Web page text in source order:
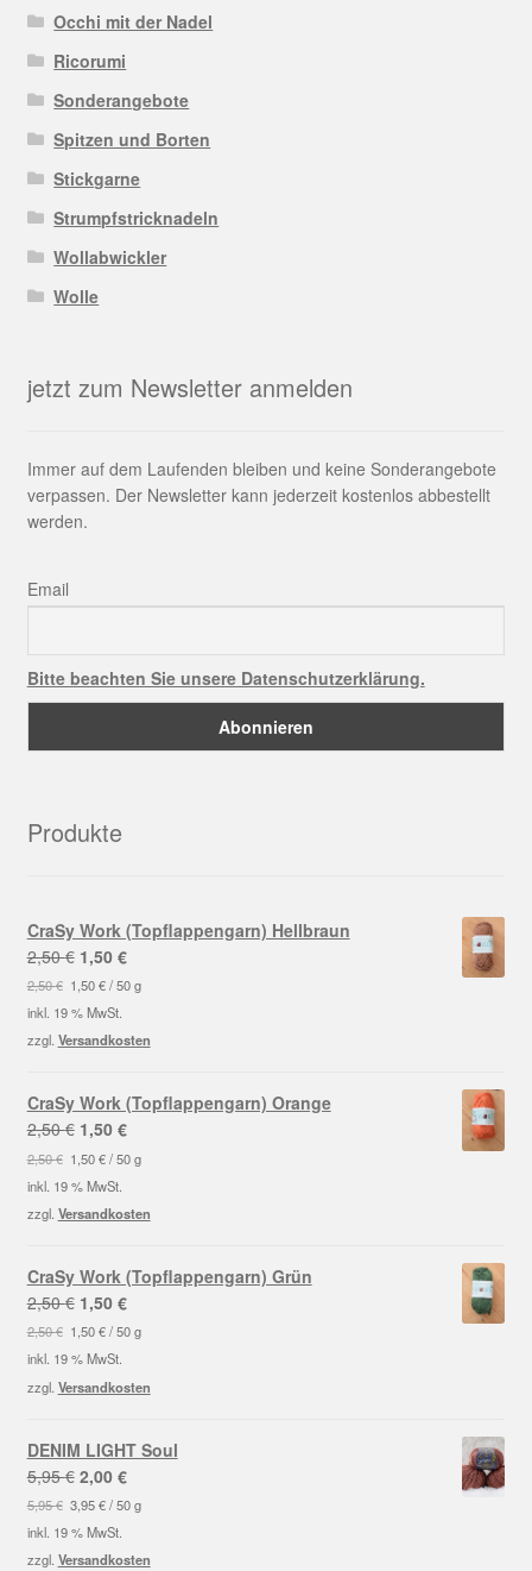
Occhi mit der Nadel
Ricorumi
Sonderangebote
Spitzen und Borten
Stickgarne
Strumpfstricknadeln
Wollabwickler
Wolle
jetzt zum Newsletter anmelden
Immer auf dem Laufenden bleiben und keine Sonderangebote
verpassen. Der Newsletter kann jederzeit kostenlos abbestellt
werden.
Email
Bitte beachten Sie unsere Datenschutzerklärung.
Produkte
CraSy Work (Topflappengarn) Hellbraun
2,50€ Ursprünglicher
Preis
war:
2,50 €
1,50 €Aktueller
Preis
1,50 €.
2,50€ 1,50€/50 g
inkl. 19 % MwSt.
zzgl. Versandkosten
CraSy Work (Topflappengarn) Orange
2,50€ Ursprünglicher
Preis
war:
2,50 €
1,50 €Aktueller
Preis
1,50 €.
2,50€ 1,50€/50 g
inkl. 19 % MwSt.
zzgl. Versandkosten
CraSy Work (Topflappengarn) Grün
2,50€ Ursprünglicher
Preis
war:
2,50 €
1,50 €Aktueller
Preis
1,50 €.
2,50€ 1,50€/50 g
inkl. 19 % MwSt.
zzgl. Versandkosten
DENIM LIGHT Soul
5,95€ Ursprünglicher
Preis
war:
5,95 €
2,00 €Aktueller
Preis
2,00 €.
5,95€ 3,95€/50 g
inkl. 19 % MwSt.
zzgl. Versandkosten